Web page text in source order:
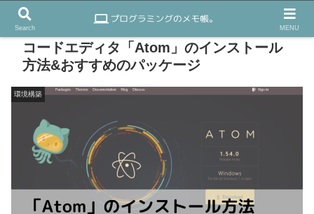
コードエディタ「Atom」のインストール
方法&おすすめのパッケージ
環境構築
Search MENU